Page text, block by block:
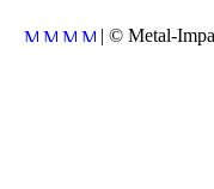
| © Metal-